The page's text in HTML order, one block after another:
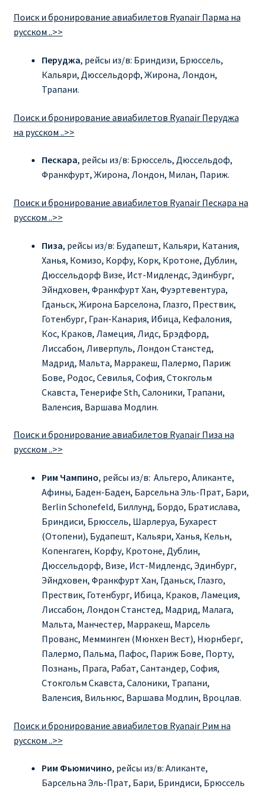
Поиск и бронирование авиабилетов Ryanair Парма на
русском ..>>
Перуджа, рейсы из/в: Бриндизи, Брюссель,
Кальяри, Дюссельдорф, Жирона, Лондон,
Трапани.
Поиск и бронирование авиабилетов Ryanair Перуджа
на русском ..>>
Пескара, рейсы из/в: Брюссель, Дюссельдоф,
Франкфурт, Жирона, Лондон, Милан, Париж.
Поиск и бронирование авиабилетов Ryanair Пескара на
русском ..>>
Пиза, рейсы из/в: Будапешт, Кальяри, Катания,
Ханья, Комизо, Корфу, Корк, Кротоне, Дублин,
Дюссельдорф Визе, Ист-Мидлендс, Эдинбург,
Эйндховен, Франкфурт Хан, Фуэртевентура,
Гданьск, Жирона Барселона, Глазго, Прествик,
Готенбург, Гран-Канария, Ибица, Кефалония,
Кос, Краков, Ламеция, Лидс, Брэдфорд,
Лиссабон, Ливерпуль, Лондон Станстед,
Мадрид, Мальта, Марракеш, Палермо, Париж
Бове, Родос, Севилья, София, Стокгольм
Скавста, Тенерифе Sth, Салоники, Трапани,
Валенсия, Варшава Модлин.
Поиск и бронирование авиабилетов Ryanair Пиза на
русском ..>>
Рим Чампино, рейсы из/в: Альгеро, Аликанте,
Афины, Баден-Баден, Барсельна Эль-Прат, Бари,
Berlin Schonefeld, Биллунд, Бордо, Братислава,
Бриндиси, Брюссель, Шарлеруа, Бухарест
(Отопени), Будапешт, Кальяри, Ханья, Кельн,
Копенгаген, Корфу, Кротоне, Дублин,
Дюссельдорф, Визе, Ист-Мидлендс, Эдинбург,
Эйндховен, Франкфурт Хан, Гданьск, Глазго,
Прествик, Готенбург, Ибица, Краков, Ламеция,
Лиссабон, Лондон Станстед, Мадрид, Малага,
Мальта, Манчестер, Марракеш, Марсель
Прованс, Мемминген (Мюнхен Вест), Нюрнберг,
Палермо, Пальма, Пафос, Париж Бове, Порту,
Познань, Прага, Рабат, Сантандер, София,
Стокгольм Скавста, Салоники, Трапани,
Валенсия, Вильнюс, Варшава Модлин, Вроцлав.
Поиск и бронирование авиабилетов Ryanair Рим на
русском ..>>
Рим Фьюмичино, рейсы из/в: Аликанте,
Барсельна Эль-Прат, Бари, Бриндиси, Брюссель